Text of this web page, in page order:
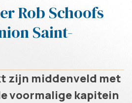
Rob Schoofs
Saint-
zijn middenveld met
voormalige kapitein